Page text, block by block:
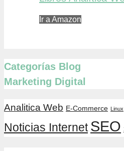
Ir a Amazon
Categorías Blog
Marketing Digital
Analitica Web E-Commerce Linux
Noticias Internet SEO